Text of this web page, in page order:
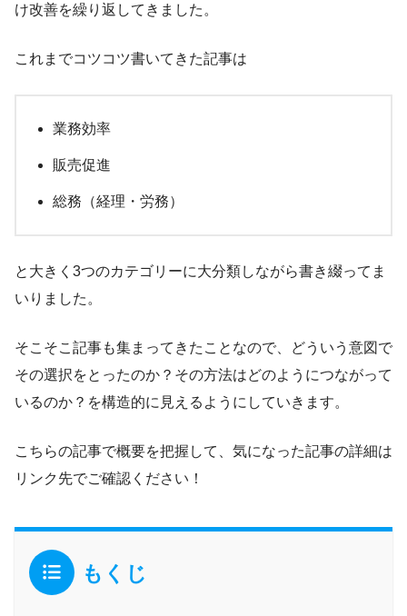
け改善を繰り返してきました。
これまでコツコツ書いてきた記事は
業務効率
販売促進
総務（経理・労務）
と大きく3つのカテゴリーに大分類しながら書き綴ってま
いりました。
そこそこ記事も集まってきたことなので、どういう意図で
その選択をとったのか？その方法はどのようにつながって
いるのか？を構造的に見えるようにしていきます。
こちらの記事で概要を把握して、気になった記事の詳細は
リンク先でご確認ください！
もくじ